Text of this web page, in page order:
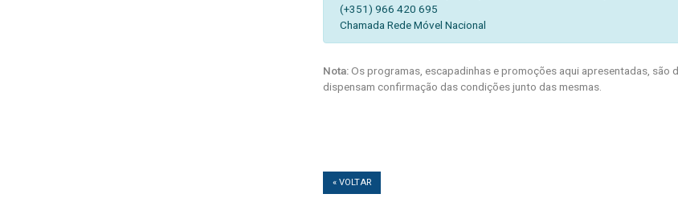
(+351) 966 420 695
Chamada Rede Móvel Nacional
Nota:Os programas, escapadinhas e promoções aqui apresentadas,
dispensam confirmação das condições junto das mesmas.
« VOLTAR